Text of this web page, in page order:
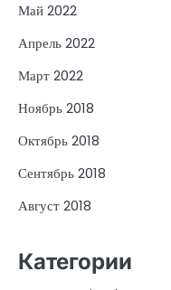
Май 2022
Апрель 2022
Март 2022
Ноябрь 2018
Октябрь 2018
Сентябрь 2018
Август 2018
Категории